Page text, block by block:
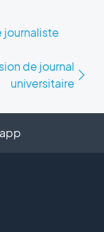
journaliste
de journal
universitaire